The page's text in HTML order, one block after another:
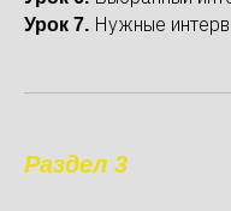
Урок 7. Нужные
Раздел 3